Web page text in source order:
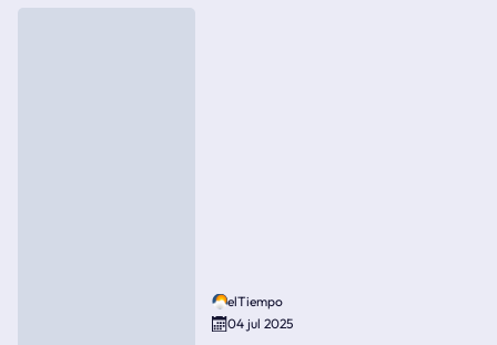
elTiempo
04 jul 2025